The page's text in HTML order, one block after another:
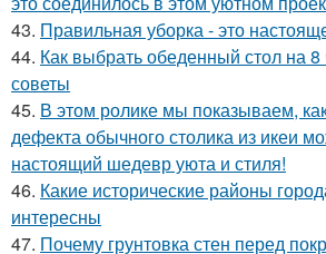
43. Правильная уборка - это
44. Как выбрать обеденный стол на
советы
45. В этом ролике мы показываем,
дефекта обычного столика из икеи
настоящий шедевр уюта и стиля!
46. Какие исторические районы
интересны
47. Почему грунтовка стен перед